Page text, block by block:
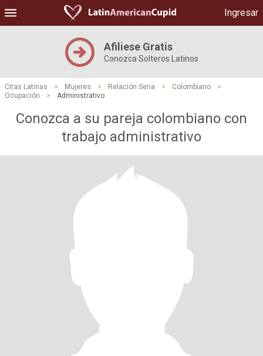
Ingresar
Afiliese Gratis
Conozca Solteros Latinos
Citas Latinas > Mujeres > Relación Seria > Colombiano
>
Ocupación
> Administrativo
Conozca a su pareja colombiano con
trabajo administrativo